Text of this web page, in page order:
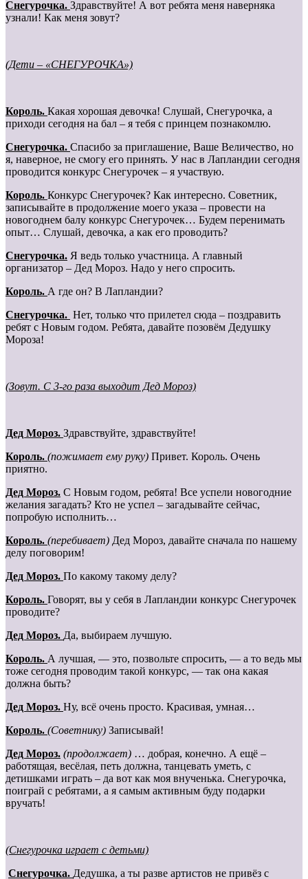
Cнегурочка. Здравствуйте! А вот ребята меня наверняка
узнали! Как меня зовут?
(Дети – «СНЕГУРОЧКА»)
Король. Какая хорошая девочка! Слушай, Снегурочка, а
приходи сегодня на бал – я тебя с принцем познакомлю.
Cнегурочка. Спасибо за приглашение, Ваше Величество, но
я, наверное, не смогу его принять. У нас в Лапландии сегодня
проводится конкурс Снегурочек – я участвую.
Король. Конкурс Снегурочек? Как интересно. Советник,
записывайте в продолжение моего указа – провести на
новогоднем балу конкурс Снегурочек… Будем перенимать
опыт… Слушай, девочка, а как его проводить?
Cнегурочка. Я ведь только участница. А главный
организатор – Дед Мороз. Надо у него спросить.
Король. А где он? В Лапландии?
Cнегурочка. Нет, только что прилетел сюда – поздравить
ребят с Новым годом. Ребята, давайте позовём Дедушку
Мороза!
(Зовут. С 3-го раза выходит Дед Мороз)
Дед Мороз. Здравствуйте, здравствуйте!
Король. (пожимает ему руку) Привет. Король. Очень
приятно.
Дед Мороз. С Новым годом, ребята! Все успели новогодние
желания загадать? Кто не успел – загадывайте сейчас,
попробую исполнить…
Король. (перебивает) Дед Мороз, давайте сначала по нашему
делу поговорим!
Дед Мороз. По какому такому делу?
Король. Говорят, вы у себя в Лапландии конкурс Снегурочек
проводите?
Дед Мороз. Да, выбираем лучшую.
Король. А лучшая, — это, позвольте спросить, — а то ведь мы
тоже сегодня проводим такой конкурс, — так она какая
должна быть?
Дед Мороз. Ну, всё очень просто. Красивая, умная…
Король. (Советнику) Записывай!
Дед Мороз. (продолжает) … добрая, конечно. А ещё –
работящая, весёлая, петь должна, танцевать уметь, с
детишками играть – да вот как моя внученька. Снегурочка,
поиграй с ребятами, а я самым активным буду подарки
вручать!
(Снегурочка играет с детьми)
Cнегурочка. Дедушка, а ты разве артистов не привёз с